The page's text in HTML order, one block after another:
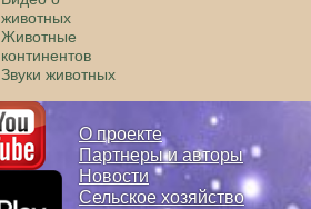
животных
Животные
континентов
Звуки животных
О проекте
Партнеры и авторы
Новости
Сельское хозяйство